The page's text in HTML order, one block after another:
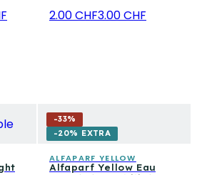
2.00 CHF3.00 CHF
-33%
-20% EXTRA
ALFAPARF YELLOW
Alfaparf Yellow Eau